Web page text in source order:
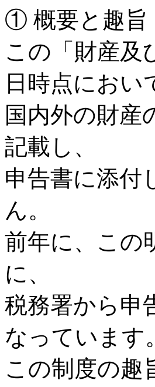
① 概要と趣旨
この「財産及
日時点におい
国内外の財産
記載し、
申告書に添付
ん。
前年に、この
に、
税務署から申
なっています。
この制度の趣